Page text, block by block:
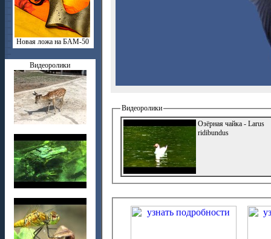
Новая ложа на БАМ-50
Видеоролики
Видеоролики
Озёрная чайка - Larus
ridibundus